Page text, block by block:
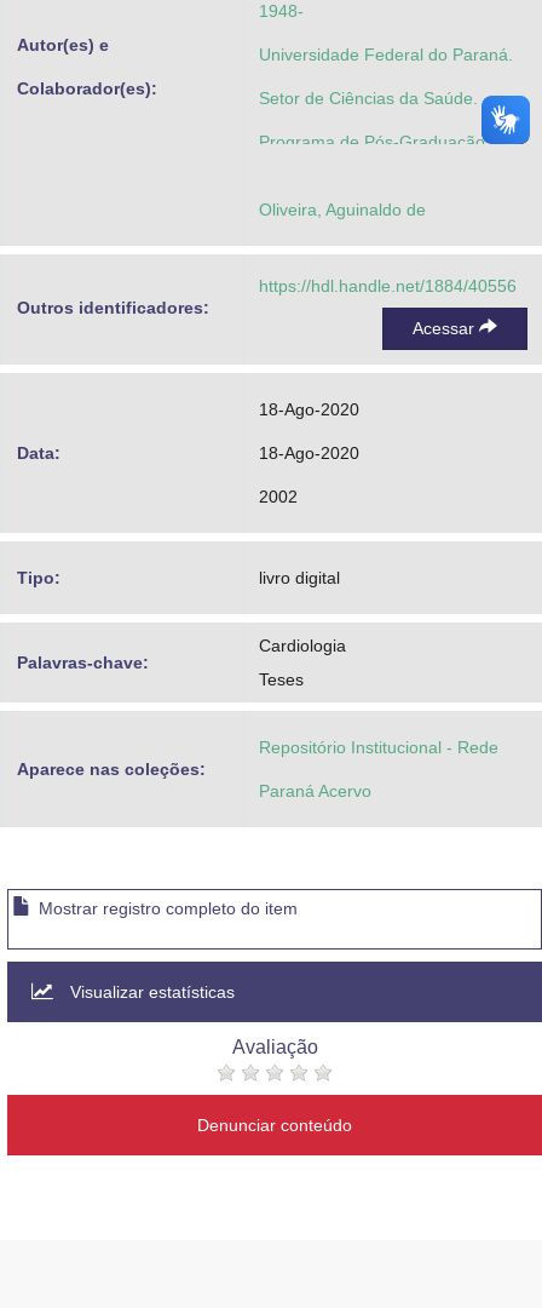
Autor(es) e
Colaborador(es):
1948-
Universidade Federal do Paraná.
Setor de Ciências da Saúde.
Programa de Pós-Graduação em
Oliveira, Aguinaldo de
Outros identificadores:
https://hdl.handle.net/1884/40556
Acessar
Data:
18-Ago-2020
18-Ago-2020
2002
Tipo: livro digital
Palavras-chave:
Cardiologia
Teses
Aparece nas coleções:
Repositório Institucional - Rede
Paraná Acervo
Mostrar registro completo do item
Visualizar estatísticas
Avaliação
Denunciar conteúdo